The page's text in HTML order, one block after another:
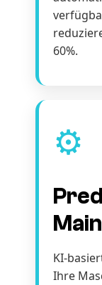
60%.
⚙️
KI-
Ihre